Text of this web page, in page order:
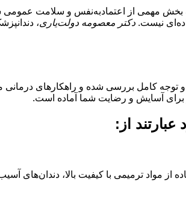
بخش مهمی از اعتمادبه‌نفس و سلامت
نیست. دکتر معصومه دولت‌یاری،
و توجه کامل بررسی شده و راهکارهای
برای آسایش و رضایت شما آماده است.
از:
از مواد ترمیمی با کیفیت بالا،